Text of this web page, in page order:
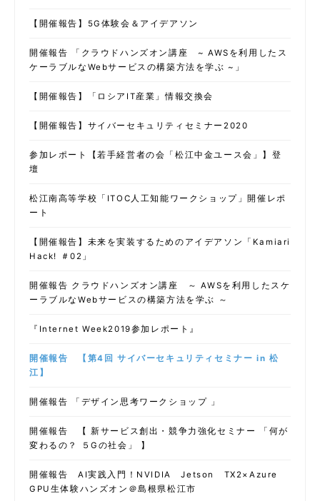
【開催報告】5G体験会＆アイデアソン
開催報告 「クラウドハンズオン講座 ~ AWSを利用したス
ケーラブルなWebサービスの構築方法を学ぶ ~」
【開催報告】「ロシアIT産業」情報交換会
【開催報告】サイバーセキュリティセミナー2020
参加レポート【若手経営者の会「松江中金ユース会」】登
壇
松江南高等学校「ITOC人工知能ワークショップ」開催レポ
ート
【開催報告】未来を実装するためのアイデアソン「Kamiari
Hack! ＃02」
開催報告 クラウドハンズオン講座 ～ AWSを利用したスケ
ーラブルなWebサービスの構築方法を学ぶ ～
『Internet Week2019参加レポート』
開催報告 【第4回 サイバーセキュリティセミナー in 松
江】
開催報告 「デザイン思考ワークショップ 」
開催報告 【 新サービス創出・競争力強化セミナー 「何が
変わるの？ ５Gの社会」 】
開催報告 AI実践入門！NVIDIA Jetson TX2×Azure
GPU生体験ハンズオン＠島根県松江市